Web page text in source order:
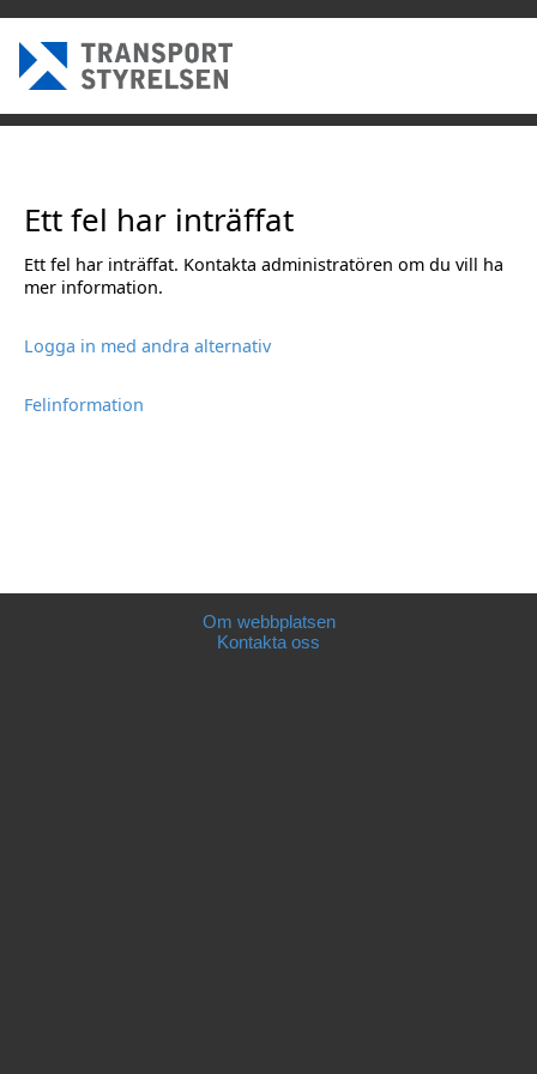
Ett fel har inträffat
Ett fel har inträffat. Kontakta administratören om du vill ha
mer information.
Logga in med andra alternativ
Felinformation
Om webbplatsen
Kontakta oss